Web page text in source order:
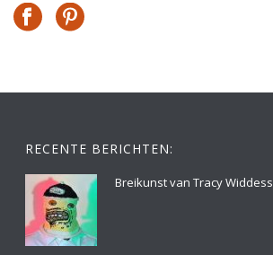
RECENTE BERICHTEN:
Breikunst van Tracy Widdess